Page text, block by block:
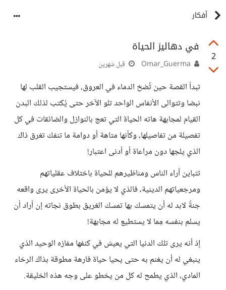
أفكار
2
في دهاليز الحياة
قبل شهرين
تبدأ القصة حين تُضخ الدماء في العروق، فيستجيب القلب لها
نبضا وتتوالى الأنفاس الواحد تلو الآخر حتى يُكتب لذلك البدن
القيام لمجابهة هاته الحياة التي تعج بالنوازل والضائقات في كل
تفصيلة من تفاصيلها، وكأنها متاهة أو دوامة ما تنفك تغرق ذاك
الذي يلجها دون مراعاة أو أدنى اعتبار!
تتباين آراء الناس ومناظيرهم للحياة باختلاف عقلياتهم
ومرجعياتهم الدينية، فالذي لا يؤمن بالحياة الأخرى يرى واقعه
جنةً لابد له أن يتمسك بها تمسك الغريق بطوق نجاته إن أراد أن
يسلم بنفسه مِما لا يستطيع له مجابهة!
إذ أنه يرى تلك الدنيا التي يعيش في كنفها مفازه الوحيد الذي
ينبغي له أن يغنم به حتى يحيا حياة فارهة مطوقة بذاك الرخاء
المادي، الذي يطمح له كل من يخطو على وجه هذه الخليقة.